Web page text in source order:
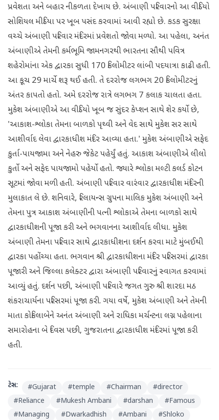
પ્રવેશતા અને બહાર નીકળતા દેખાય છે. અંબાણી પરિવારનો આ વીડિયો
સોશિયલ મીડિયા પર ખૂબ પસંદ કરવામાં આવી રહ્યો છે. કડક સુરક્ષા
વચ્ચે અંબાણી પરિવાર મંદિરમાં પ્રવેશતો જોવા મળ્યો. આ પહેલા, અનંત
અંબાણીએ તેમની કર્મભૂમિ જામનગરથી ભારતના સૌથી પવિત્ર
શહેરોમાંના એક દ્વારકા સુધી 170 કિલોમીટર લાંબી પદયાત્રા કાઢી હતી.
આ કૂચ 29 માર્ચે શરૂ થઈ હતી. તે દરરોજ લગભગ 20 કિલોમીટરનું
અંતર કાપતો હતો. અમે દરરોજ રાત્રે લગભગ 7 કલાક ચાલતા હતા.
મુકેશ અંબાણીએ આ વીડિયો ખૂબ જ સુંદર કેપ્શન સાથે શેર કર્યો છે,
'આકાશ-શ્લોકા તેમના બાળકો પૃથ્વી અને વેદ સાથે મુકેશ સર સાથે
આશીર્વાદ લેવા દ્વારકાધીશ મંદિર આવ્યા હતા.' મુકેશ અંબાણીએ સફેદ
કુર્તા-પાયજામા અને નેહરુ જેકેટ પહેર્યું હતું. આકાશ અંબાણીએ લીલો
કુર્તો અને સફેદ પાયજામો પહેર્યો હતો. જ્યારે શ્લોકા મલ્ટી કલર્ડ કોટન
સૂટમાં જોવા મળી હતી. અંબાણી પરિવાર વારંવાર દ્વારકાધીશ મંદિરની
મુલાકાત લે છે. શનિવારે, રિલાયન્સ ગ્રુપના માલિક મુકેશ અંબાણી અને
તેમના પુત્ર આકાશ અંબાણીની પત્ની શ્લોકાએ તેમના બાળકો સાથે
દ્વારકાધીશની પૂજા કરી અને ભગવાનના આશીર્વાદ લીધા. મુકેશ
અંબાણી તેમના પરિવાર સાથે દ્વારકાધીશના દર્શન કરવા માટે મુંબઈથી
દ્વારકા પહોંચ્યા હતા. ભગવાન શ્રી દ્વારકાધીશના મંદિર પરિસરમાં દ્વારકા
પૂજારી અને જિલ્લા કલેક્ટર દ્વારા અંબાણી પરિવારનું સ્વાગત કરવામાં
આવ્યું હતું. દર્શન પછી, અંબાણી પરિવારે જગત ગુરુ શ્રી શારદા મઠ
શંકરાચાર્યના પરિસરમાં પૂજા કરી. ગયા વર્ષે, મુકેશ અંબાણી અને તેમની
માતા કોકિલાબેને અનંત અંબાણી અને રાધિકા મર્ચન્ટના લગ્ન પહેલાના
સમારોહના બે દિવસ પછી, ગુજરાતના દ્વારકાધીશ મંદિરમાં પૂજા કરી
હતી.
ટેગ્સ: #Gujarat #temple #Chairman #director
#Reliance #Mukesh Ambani #darshan #Famous
#Managing #Dwarkadhish #Ambani #Shloko